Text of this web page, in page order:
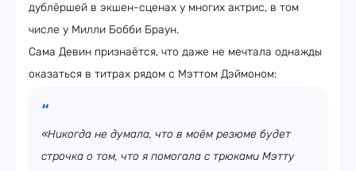
дублёршей в экшен-сценах у многих актрис, в том
числе у Милли Бобби Браун.
Сама Девин признаётся, что даже не мечтала однажды
оказаться в титрах рядом с Мэттом Дэймоном:
«Никогда не думала, что в моём резюме будет
строчка о том, что я помогала с трюками Мэтту